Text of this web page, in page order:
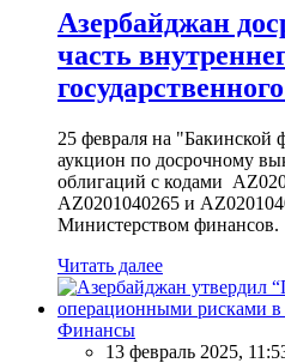
Азербайджан
часть
25 февраля на "Бакинской
аукцион по досрочному
облигаций с кодами
AZ0201040265 и
Министерством финансов.
Читать далее
Финансы
13 февраль 2025,